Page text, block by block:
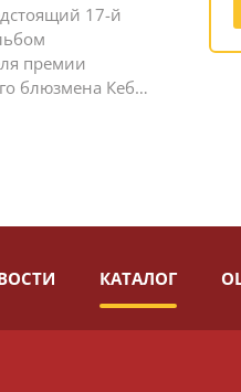
17-й
премии
блюзмена Кеба
КАТАЛОГ